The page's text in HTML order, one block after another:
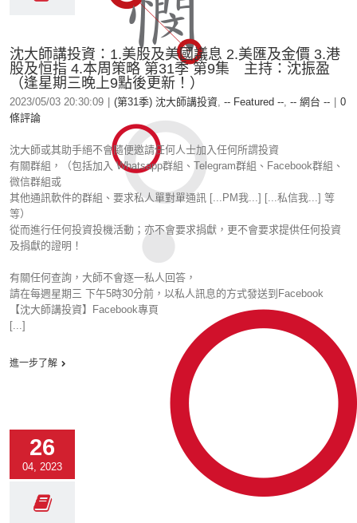
沈大師講投資：1.美股及美國議息 2.美匯及金價 3.港
股及恒指 4.本周策略 第31季 第9集 主持：沈振盈
（逢星期三晚上9點後更新！）
2023/05/03 20:30:09 (第31季) 沈大師講投資, -- Featured --, -- 網台 --
0
條評論
沈大師或其助手絕不會隨便邀請任何人士加入任何所謂投資
有關群組，（包括加入 Whatsapp群組、Telegram群組、Facebook群組、
微信群組或
其他通訊軟件的群組、要求私人單對單通訊 [...PM我...] [...私信我...] 等
等）
從而進行任何投資投機活動；亦不會要求捐獻，更不會要求提供任何投資
及捐獻的證明！
有關任何查詢，大師不會逐一私人回答，
請在每週星期三 下午5時30分前，以私人訊息的方式發送到Facebook
【沈大師講投資】Facebook專頁
[...]
進一步了解
26
04, 2023